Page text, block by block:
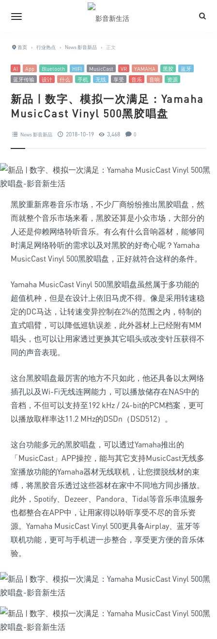
首页 › 行业热点 › News 影音新品 › 正文
AI App Bluetooth HIFI MusicCast VR YAMAHA 黑胶
蓝牙
蓝牙传输
设计 什么 手机 无线 享受 音乐 音响 资源
新品 | 数字、模拟一次满足：Yamaha
MusicCast Vinyl 500黑胶唱盘
News 影音新品 2018-10-19 3,468 0
黑胶重新席卷音乐市场，不少厂商纷纷推出黑胶唱盘，然
而就整个音乐市场来看，黑胶还算是小众市场，大部分的
人还是仰赖网络聆听音乐。有么有什么音响器材，能够同
时满足网络聆听的需求以及对黑胶的好奇心呢？Yamaha
MusicCast Vinyl 500黑胶唱盘，正好就符合这样的条件。
Yamaha MusicCast Vinyl 500黑胶唱盘虽然属于多功能的
超值机种，但是在设计上依旧马虎不得。像是采用转速稳
定的DC马达，让转速变异控制在2%的范围之内，特制的
直式唱臂，可以降低巡轨误差，此外器材上已经附有MM
唱头，也可以让用家透过更换其它唱头或改变针压获得不
同的声音表现。
这台黑胶唱盘最厉害的地方不只如此，他还具备以太网络
插孔以及Wi-Fi无线连网能力，可以播放储存在NAS中的
音档，不但可以支持至192 kHz / 24-bit的PCM档案，更可
以播放取样率达11.2 MHz的DSDn（DSD512）。
这台功能多元的黑胶唱盘，可以透过Yamaha推出的
「MusicCast」APP操控，能与其它支持MusicCast无线多
室播放功能的Yamaha器材无线联机，让您摆脱线材的束
缚，将黑胶音乐透过这些器材在家中不同地方同步播放。
此外，Spotify、Dezeer、Pandora、Tidal等音乐串流服务
也都整合在APP中，让用家得以聆听享受不尽的音乐资
源。Yamaha MusicCast Vinyl 500更具备Airplay、蓝牙等
联机功能，更可与手机进一步整合，享受更方便的音乐体
验。